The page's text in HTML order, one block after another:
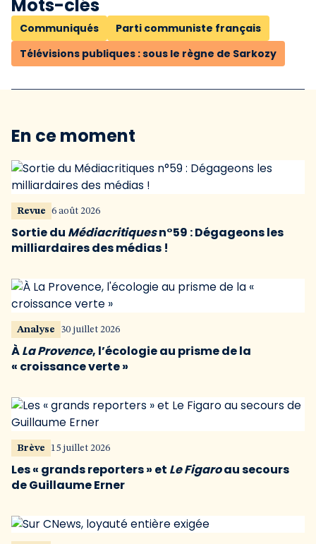
Mots-clés
Communiqués
Parti communiste français
Télévisions publiques : sous le règne de Sarkozy
En ce moment
Revue 6 août 2026
Sortie du Médiacritiquesn°59 : Dégageons les
milliardaires des médias !
Analyse 30 juillet 2026
ÀLa Provence, l’écologie au prisme de la
« croissance verte »
Brève 15 juillet 2026
Les « grands reporters » et Le Figaroau secours
de Guillaume Erner